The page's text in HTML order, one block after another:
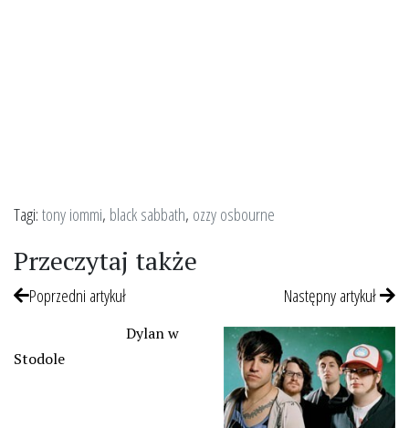
Tagi:tony iommi, black sabbath, ozzy osbourne
Przeczytaj także
Poprzedni artykuł
Dylan w
Stodole
Następny artykuł